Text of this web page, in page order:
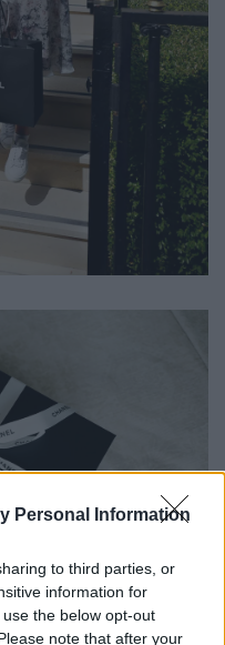
Personal Information
to third parties, or
information for
the below opt-out
note that after your